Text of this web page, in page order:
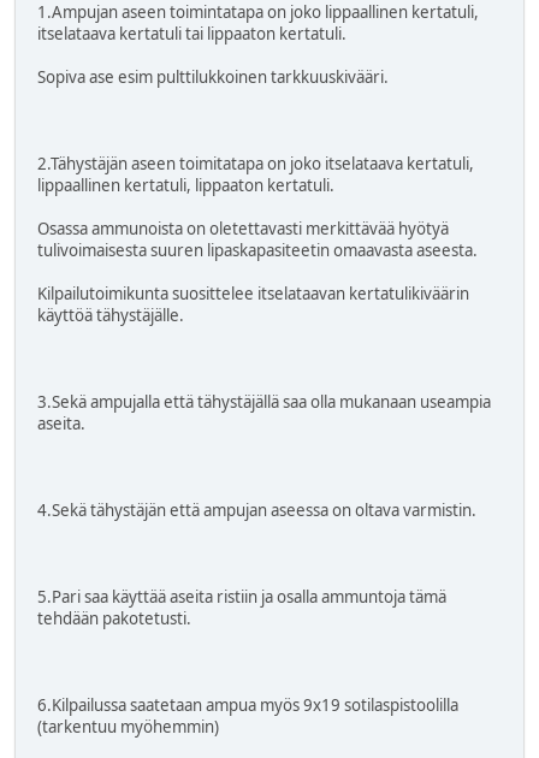
1.Ampujan aseen toimintatapa on joko lippaallinen kertatuli,
itselataava kertatuli tai lippaaton kertatuli.
Sopiva ase esim pulttilukkoinen tarkkuuskivääri.
2.Tähystäjän aseen toimitatapa on joko itselataava kertatuli,
lippaallinen kertatuli, lippaaton kertatuli.
Osassa ammunoista on oletettavasti merkittävää hyötyä
tulivoimaisesta suuren lipaskapasiteetin omaavasta aseesta.
Kilpailutoimikunta suosittelee itselataavan kertatulikiväärin
käyttöä tähystäjälle.
3.Sekä ampujalla että tähystäjällä saa olla mukanaan useampia
aseita.
4.Sekä tähystäjän että ampujan aseessa on oltava varmistin.
5.Pari saa käyttää aseita ristiin ja osalla ammuntoja tämä
tehdään pakotetusti.
6.Kilpailussa saatetaan ampua myös 9x19 sotilaspistoolilla
(tarkentuu myöhemmin)